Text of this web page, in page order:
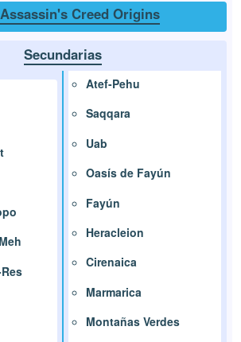
Creed Origins
Secundarias
Atef-Pehu
Saqqara
Uab
Oasís de Fayún
Fayún
Heracleion
Cirenaica
Marmarica
Montañas Verdes